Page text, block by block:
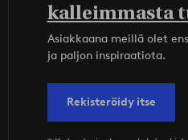
kalleimmasta
Asiakkaana meillä olet
ja paljon inspiraatiota.
Rekisteröidy itse